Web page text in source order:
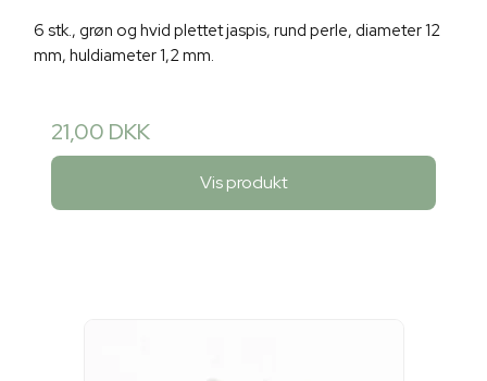
6 stk., grøn og hvid plettet jaspis, rund perle, diameter 12
mm, huldiameter 1,2 mm.
21,00 DKK
Vis produkt